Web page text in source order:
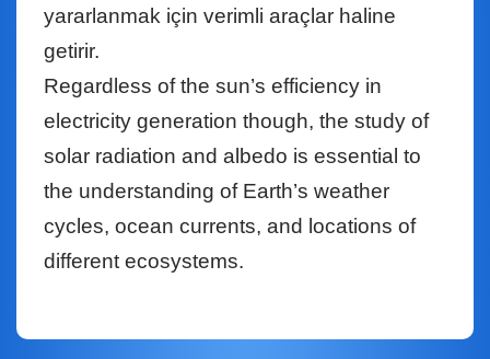
yararlanmak için verimli araçlar haline
getirir.
Regardless of the sun’s efficiency in
electricity generation though, the study of
solar radiation and albedo is essential to
the understanding of Earth’s weather
cycles, ocean currents, and locations of
different ecosystems.